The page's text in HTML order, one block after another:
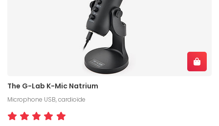
The G-Lab K-Mic Natrium
Microphone USB, cardioïde